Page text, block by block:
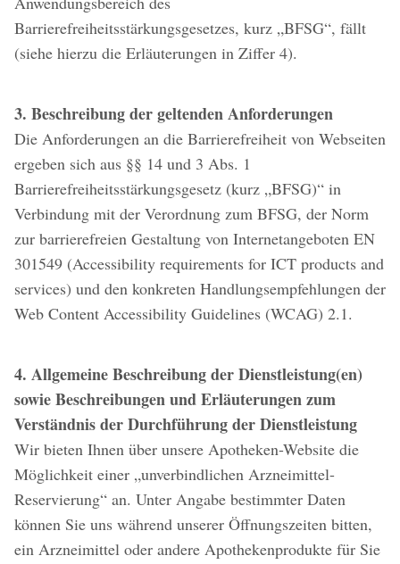
Barrierefreiheitsstärkungsgesetzes, kurz „BFSG“, fällt
(siehe hierzu die Erläuterungen in Ziffer 4).
3. Beschreibung der geltenden Anforderungen
Die Anforderungen an die Barrierefreiheit von Webseiten
ergeben sich aus §§ 14 und 3 Abs. 1
Barrierefreiheitsstärkungsgesetz (kurz „BFSG)“ in
Verbindung mit der Verordnung zum BFSG, der Norm
zur barrierefreien Gestaltung von Internetangeboten EN
301549 (Accessibility requirements for ICT products and
services) und den konkreten Handlungsempfehlungen der
Web Content Accessibility Guidelines (WCAG) 2.1.
4. Allgemeine Beschreibung der Dienstleistung(en)
sowie Beschreibungen und Erläuterungen zum
Verständnis der Durchführung der Dienstleistung
Wir bieten Ihnen über unsere Apotheken-Website die
Möglichkeit einer „unverbindlichen Arzneimittel-
Reservierung“ an. Unter Angabe bestimmter Daten
können Sie uns während unserer Öffnungszeiten bitten,
ein Arzneimittel oder andere Apothekenprodukte für Sie